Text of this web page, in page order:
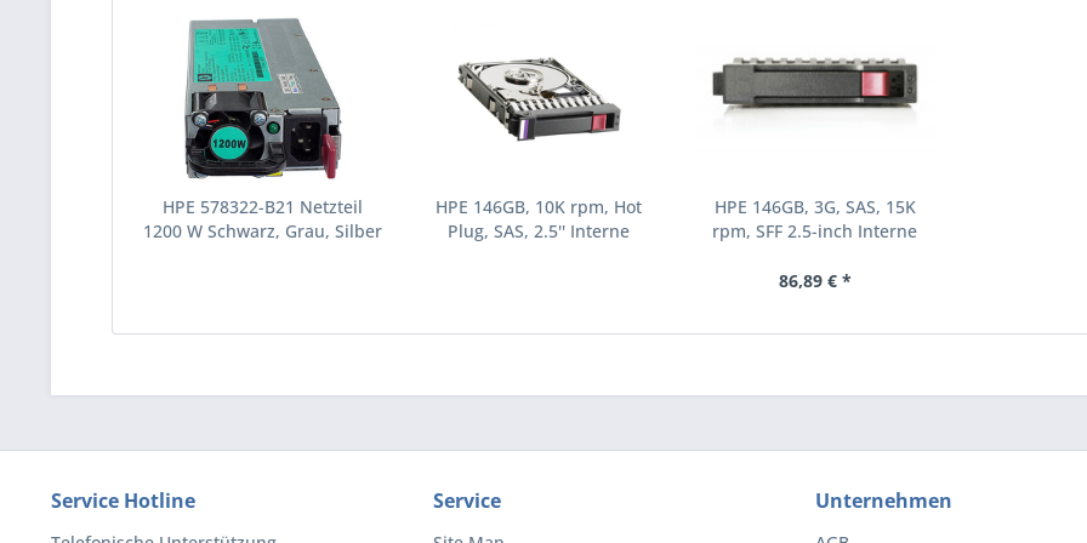
HPE 578322-B21 Netzteil
1200 W Schwarz, Grau, Silber
HPE 146GB, 10K rpm, Hot
Plug, SAS, 2.5'' Interne
HPE 146GB, 3G, SAS, 15K
rpm, SFF 2.5-inch Interne
(504062-B21)
86,89 € *
Service Hotline Service Unternehmen